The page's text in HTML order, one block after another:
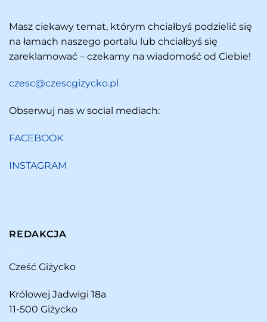
Masz ciekawy temat, którym chciałbyś podzielić się
na łamach naszego portalu lub chciałbyś się
zareklamować – czekamy na wiadomość od Ciebie!
czesc@czescgizycko.pl
Obserwuj nas w social mediach:
FACEBOOK
INSTAGRAM
REDAKCJA
Cześć Giżycko
Królowej Jadwigi 18a
11-500 Giżycko